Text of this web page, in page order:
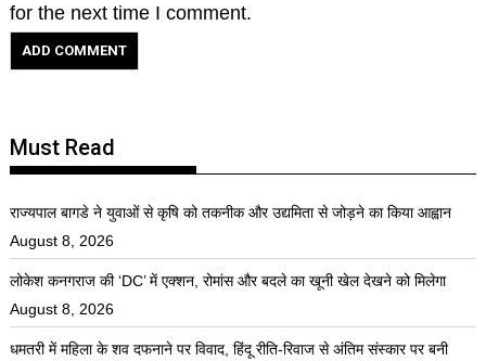
for the next time I comment.
Must Read
राज्यपाल बागडे ने युवाओं से कृषि को तकनीक और उद्यमिता से जोड़ने का किया आह्वान
August 8, 2026
लोकेश कनगराज की ‘DC’ में एक्शन, रोमांस और बदले का खूनी खेल देखने को मिलेगा
August 8, 2026
धमतरी में महिला के शव दफनाने पर विवाद, हिंदू रीति-रिवाज से अंतिम संस्कार पर बनी